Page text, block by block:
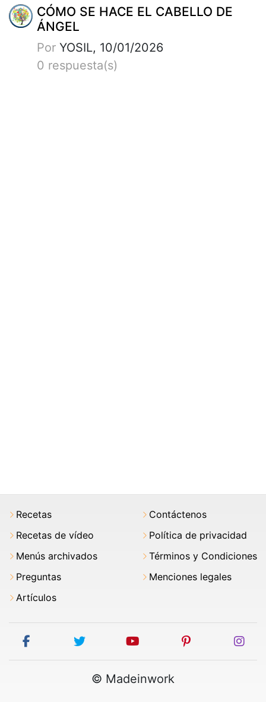
CÓMO SE HACE EL CABELLO DE
ÁNGEL
Por YOSIL, 10/01/2026
0 respuesta(s)
Recetas
Recetas de vídeo
Menús archivados
Preguntas
Artículos
Contáctenos
Política de privacidad
Términos y Condiciones
Menciones legales
facebook twitter youtube pinterest
© Madeinwork